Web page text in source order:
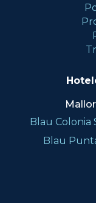
Blau Colonia
Blau